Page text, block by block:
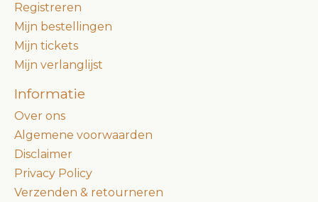
Registreren
Mijn bestellingen
Mijn tickets
Mijn verlanglijst
Informatie
Over ons
Algemene voorwaarden
Disclaimer
Privacy Policy
Verzenden & retourneren